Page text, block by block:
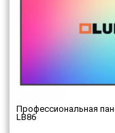
Профессиональная
LB86